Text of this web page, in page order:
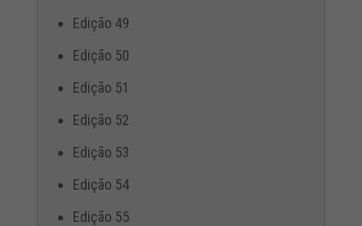
Edição 49
Edição 50
Edição 51
Edição 52
Edição 53
Edição 54
Edição 55